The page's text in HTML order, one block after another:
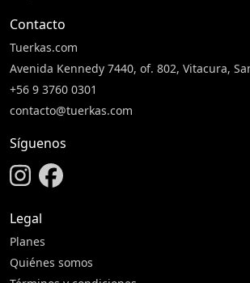
Contacto
Tuerkas.com
Avenida Kennedy 7440, of. 802, Vitacura,
+56 9 3760 0301
contacto@tuerkas.com
Síguenos
Legal
Planes
Quiénes somos